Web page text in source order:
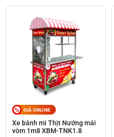
GIÁ ONLINE
Xe bánh mì Thịt Nướng mái
vòm 1m8 XBM-TNK1.8